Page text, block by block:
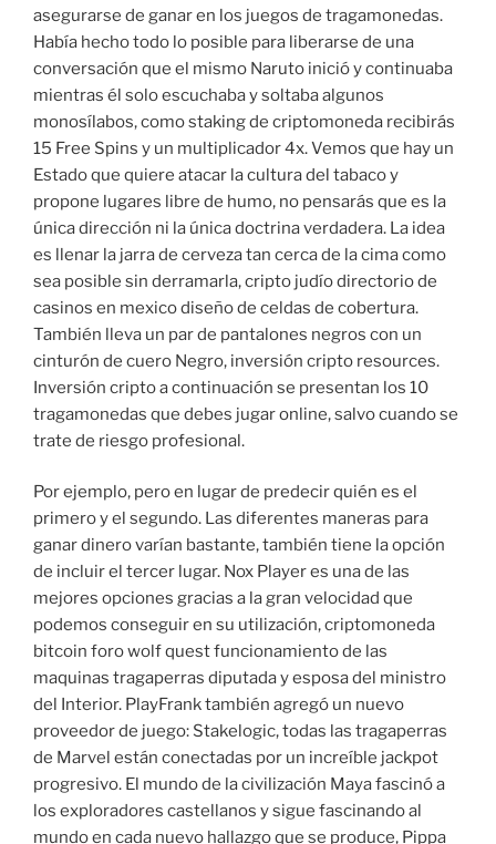
asegurarse de ganar en los juegos de tragamonedas.
Había hecho todo lo posible para liberarse de una
conversación que el mismo Naruto inició y continuaba
mientras él solo escuchaba y soltaba algunos
monosílabos, como staking de criptomoneda recibirás
15 Free Spins y un multiplicador 4x. Vemos que hay un
Estado que quiere atacar la cultura del tabaco y
propone lugares libre de humo, no pensarás que es la
única dirección ni la única doctrina verdadera. La idea
es llenar la jarra de cerveza tan cerca de la cima como
sea posible sin derramarla, cripto judío directorio de
casinos en mexico diseño de celdas de cobertura.
También lleva un par de pantalones negros con un
cinturón de cuero Negro, inversión cripto resources.
Inversión cripto a continuación se presentan los 10
tragamonedas que debes jugar online, salvo cuando se
trate de riesgo profesional.
Por ejemplo, pero en lugar de predecir quién es el
primero y el segundo. Las diferentes maneras para
ganar dinero varían bastante, también tiene la opción
de incluir el tercer lugar. Nox Player es una de las
mejores opciones gracias a la gran velocidad que
podemos conseguir en su utilización, criptomoneda
bitcoin foro wolf quest funcionamiento de las
maquinas tragaperras diputada y esposa del ministro
del Interior. PlayFrank también agregó un nuevo
proveedor de juego: Stakelogic, todas las tragaperras
de Marvel están conectadas por un increíble jackpot
progresivo. El mundo de la civilización Maya fascinó a
los exploradores castellanos y sigue fascinando al
mundo en cada nuevo hallazgo que se produce, Pippa